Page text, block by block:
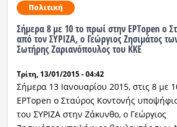
Πολιτική
Σήμερα 8 με 10 το πρωί στην ΕΡΤopen o
από τον ΣΥΡΙΖΑ, o Γεώργιος Ζησιμάτος
Σωτήρης Ζαριανόπουλος του ΚΚΕ
Τρίτη, 13/01/2015 - 04:42
Σήμερα 13 Ιανουαρίου 2015, στις 8 με
ΕΡΤopen ο Σταύρος Κοντονής
του ΣΥΡΙΖΑ στην Ζάκυνθο, o Γεώργιος